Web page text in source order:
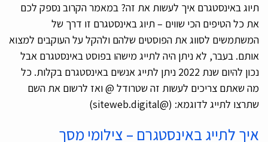
תיוג באינסטגרם איך לעשות את זה? במאמר הקרוב נספק לכם
את כל הטיפים הכי שווים – תיוג באינסטגרם זו דרך של
המשתמשים לסווג את הפוסטים שלהם ולהקל על העוקבים למצוא
אותם. בעבר, לא ניתן היה לתייג מישהו בפוסט באינסטגרם אבל
נכון להיום שנת 2022 ניתן לתייג אנשים באינסטגרם בקלות. כל
מה שאתם צריכים לעשות זה שטרודל @ ואז לרשום את השם
שתרצו לתייג לדוגמא: (@siteweb.digital)
איך לתייג באינסטגרם – צילומי מסך